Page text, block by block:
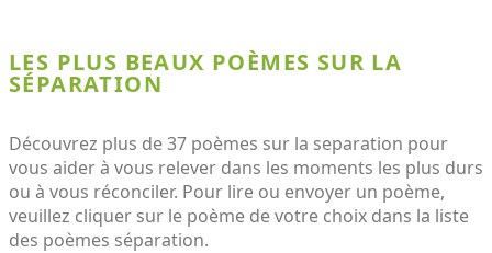
LES PLUS BEAUX POÈMES SUR LA
SÉPARATION
Découvrez plus de 37 poèmes sur la separation pour
vous aider à vous relever dans les moments les plus durs
ou à vous réconciler. Pour lire ou envoyer un poème,
veuillez cliquer sur le poème de votre choix dans la liste
des poèmes séparation.